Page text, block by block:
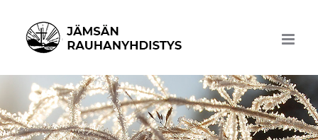
content